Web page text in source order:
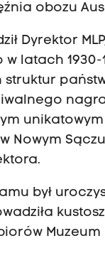
obozu
Dyrektor
latach
Nowym
był